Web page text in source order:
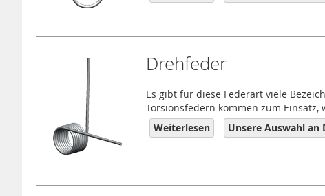
Drehfeder
Es gibt für diese Federart viele
Torsionsfedern kommen zum
Weiterlesen
Unsere Auswahl an